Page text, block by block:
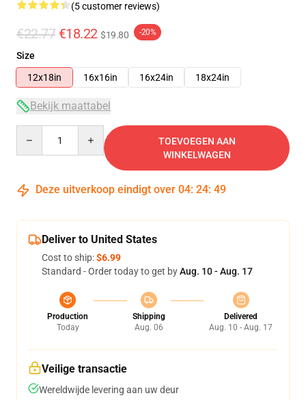
(5 customer reviews)
€22.77 €18.22 $19.80 -20%
Size
12x18in
16x16in 16x24in 18x24in
Bekijk maattabel
TOEVOEGEN AAN
WINKELWAGEN
Deze uitverkoop eindigt over 04: 24: 48
Deliver to United States
Cost to ship:$6.99
Standard - Order today to get byAug. 10 - Aug. 17
Production
Today
Shipping
Aug. 06
Delivered
Aug. 10 - Aug. 17
Veilige transactie
Wereldwijde levering aan uw deur